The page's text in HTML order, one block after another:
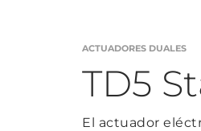
ACTUADORES DUALES
TD5
El actuador